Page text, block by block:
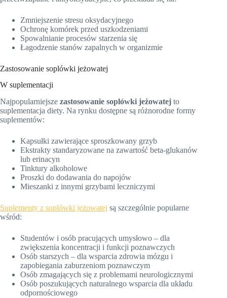
Zmniejszenie stresu oksydacyjnego
Ochronę komórek przed uszkodzeniami
Spowalnianie procesów starzenia się
Łagodzenie stanów zapalnych w organizmie
Zastosowanie soplówki jeżowatej
W suplementacji
Najpopularniejsze zastosowanie soplówki jeżowatej to
suplementacja diety. Na rynku dostępne są różnorodne formy
suplementów:
Kapsułki zawierające sproszkowany grzyb
Ekstrakty standaryzowane na zawartość beta-glukanów
lub erinacyn
Tinktury alkoholowe
Proszki do dodawania do napojów
Mieszanki z innymi grzybami leczniczymi
Suplementy z soplówki jeżowatej są szczególnie popularne
wśród:
Studentów i osób pracujących umysłowo – dla
zwiększenia koncentracji i funkcji poznawczych
Osób starszych – dla wsparcia zdrowia mózgu i
zapobiegania zaburzeniom poznawczym
Osób zmagających się z problemami neurologicznymi
Osób poszukujących naturalnego wsparcia dla układu
odpornościowego